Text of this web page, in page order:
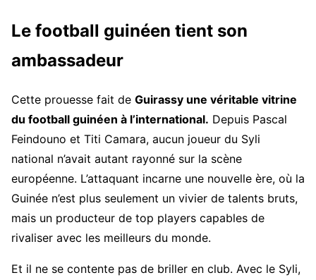
Le football guinéen tient son
ambassadeur
Cette prouesse fait de Guirassy une véritable vitrine
du football guinéen à l’international. Depuis Pascal
Feindouno et Titi Camara, aucun joueur du Syli
national n’avait autant rayonné sur la scène
européenne. L’attaquant incarne une nouvelle ère, où la
Guinée n’est plus seulement un vivier de talents bruts,
mais un producteur de top players capables de
rivaliser avec les meilleurs du monde.
Et il ne se contente pas de briller en club. Avec le Syli,